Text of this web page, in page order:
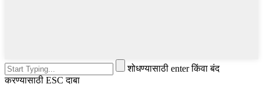
शोधण्यासाठी enter किंवा बंद
करण्यासाठी ESC दाबा